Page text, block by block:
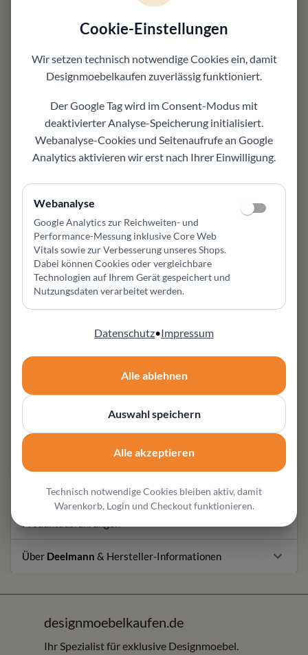
je nach Bezugsvariante mit passender Material-
und Farbauswahl
Varianten
auf Wunsch mit passenden Alternativen
abstimmbar
Ausstellungsstück
attraktive Gelegenheit für ein hochwertiges
Markenmöbel
Einsatzbereich
geeignet für Wohnzimmer, Esszimmer, Flur oder
Design und Komfort
Design, Material und Nutzungskomfort
bestimmen die Wirkung im Raum
Gut kombinierbar
passt zu vorhandenen Möbeln und modernen
Einrichtungskonzepten
Persönliche Beratung
Möbel Zeppenfeld in Olpe
Weitere Produktangaben
Esstisch MADIRAN von Deelmann: Rund 125 cm,
ausziehbar auf 175 cm – ideal für bis zu 6
Personen
Produktbeschreibung
Produktausführungen
Über Deelmann & Hersteller-Informationen
designmoebelkaufen.de
Ihr Spezialist für exklusive Designmoebel.
Cookie-Einstellungen
Wir setzen technisch notwendige Cookies ein, damit
Designmoebelkaufen zuverlässig funktioniert.
Der Google Tag wird im Consent-Modus mit
deaktivierter Analyse-Speicherung initialisiert.
Webanalyse-Cookies und Seitenaufrufe an Google
Analytics aktivieren wir erst nach Ihrer Einwilligung.
Webanalyse
Google Analytics zur Reichweiten- und
Performance-Messung inklusive Core Web
Vitals sowie zur Verbesserung unseres Shops.
Dabei können Cookies oder vergleichbare
Technologien auf Ihrem Gerät gespeichert und
Nutzungsdaten verarbeitet werden.
Datenschutz•Impressum
Alle ablehnen
Auswahl speichern
Alle akzeptieren
Technisch notwendige Cookies bleiben aktiv, damit
Warenkorb, Login und Checkout funktionieren.